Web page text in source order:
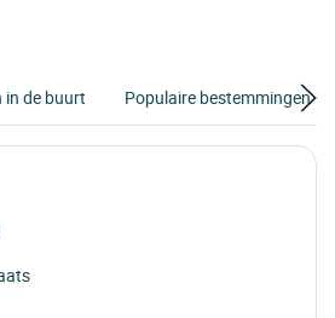
in de buurt Populaire bestemmingen